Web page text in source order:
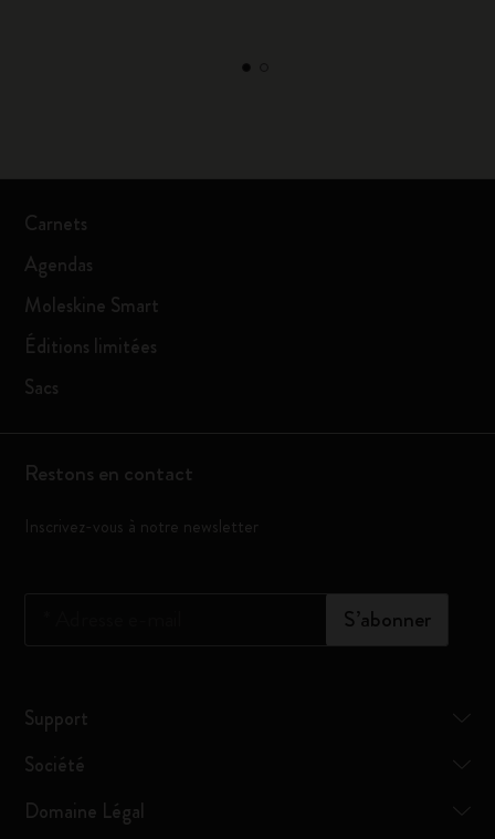
Carnets
Agendas
Moleskine Smart
Éditions limitées
Sacs
Restons en contact
Inscrivez-vous à notre newsletter
S’abonner
Support
Société
Domaine Légal